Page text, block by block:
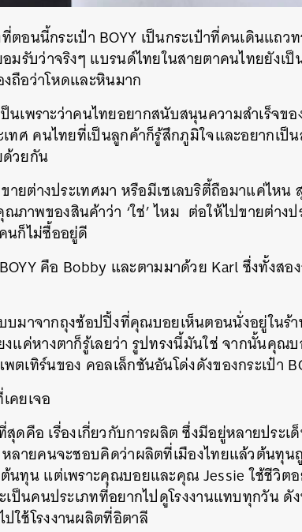
อนนี้กระเป๋า BOYY เป็นกระเป๋าที่คนเดินแถว
มรับว่าจริงๆ แบรนด์ไทยในสายตาคนไทยยังเ
ถือว่าโหดและหินมาก
เพราะว่าคนไทยอยากสนับสนุนความสำเร็จข
เทศ คนไทยที่เป็นลูกค้าก็รู้สึกภูมิใจและอยากเป็
ด้วยกัน
ายต่างประเทศมา หรือมีเซเลบริตี้ถือมาแค่ไห
าพของสินค้าว่า ‘ใช่’ ไหม ต่อให้ไปขายต่างป
นก็ไม่ซื้ออยู่ดี
คือ Bobby และตามมาด้วย Karl ซึ่งทั้งสอ
บมาจากถุงช้อปปิ้งที่คุณบอยเห็นตอนนั่งอยู่ในร้
งแค่หางตาก็รู้เลยว่า รูปทรงนี้มันใช่ จากนั้นคุณ
เทิร์นของ คอลเล็กชันอันโด่งดังของกระเป๋า
คยเจอ
ดคือ เรื่องเกี่ยวกับการผลิต ซึ่งมีอยู่หลายประเ
ลายคนจะชอบคิดว่าผลิตที่เมืองไทยแล้วต้นทุน
ต้นทุน แต่เพราะคุณบอยและคุณ Jessie ใช้ชีวิ
ป็นคนประเภทที่อยากไปดูโรงงานแทบทุกวัน ดัง
ใช้โรงงานผลิตที่อิตาลี
TWEET EMAIL